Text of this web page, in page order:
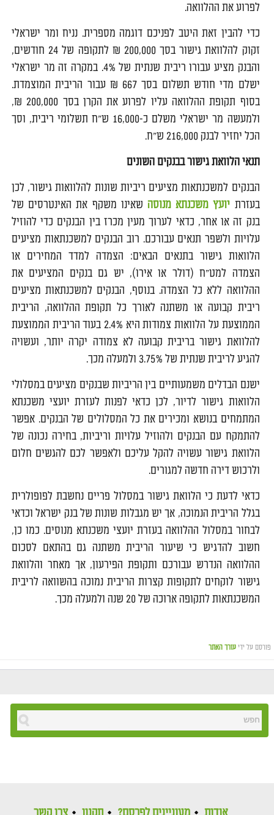
לפרוע את ההלוואה.
כדי להבין זאת היטב לפניכם דוגמה מספרית. נניח ומר ישראלי
זקוק להלוואת גישור בסך 200,000 ₪ לתקופה של 24 חודשים,
והבנק מציע עבורו ריבית שנתית של 4%. במקרה זה מר ישראלי
ישלם מדי חודש תשלום בסך 667 ₪ עבור הריבית המוצמדת.
בסוף תקופת ההלוואה עליו לפרוע את הקרן בסך 200,000 ₪,
ולמעשה מר ישראלי משלם כ-16,000 ש"ח תשלומי ריבית, וסך
הכל יחזיר לבנק 216,000 ש"ח.
תנאי הלוואת גישור בבנקים השונים
הבנקים למשכנתאות מציעים ריביות שונות להלוואות גישור, לכן
בעזרת יועץ משכנתא מנוסה שאינו משקף את האינטרסים של
בנק זה או אחר, כדאי לערוך מעין מכרז בין הבנקים כדי להוזיל
עלויות ולשפר תנאים עבורכם. רוב הבנקים למשכנתאות מציעים
הלוואות גישור בתנאים הבאים: הצמדה למדד המחירים או
הצמדה למט"ח (דולר או אירו), יש גם בנקים המציעים את
ההלוואה ללא כל הצמדה. בנוסף, הבנקים למשכנתאות מציעים
ריבית קבועה או משתנה לאורך כל תקופת ההלוואה, הריבית
הממוצעת על הלוואות צמודות היא 2.4% בעוד הריבית הממוצעת
להלוואת גישור בריבית קבועה לא צמודה יקרה יותר, ועשויה
להגיע לריבית שנתית של 3.75% ולמעלה מכך.
ישנם הבדלים משמעותיים בין הריביות שבנקים מציעים במסלולי
הלוואות גישור לדיור, לכן כדאי לפנות לעזרת יועצי משכנתא
המתמחים בנושא ומכירים את כל המסלולים של הבנקים. אפשר
להתמקח עם הבנקים ולהוזיל עלויות וריביות, בחירה נכונה של
הלוואת גישור עשויה להקל עליכם ולאפשר לכם להגשים חלום
ולרכוש דירה חדשה למגורים.
כדאי לדעת כי הלוואת גישור במסלול פריים נחשבת לפופולרית
בגלל הריבית הנמוכה, אך יש מגבלות שונות של בנק ישראל וכדאי
לבחור במסלול ההלוואה בעזרת יועצי משכנתא מנוסים. כמו כן,
חשוב להדגיש כי שיעור הריבית משתנה גם בהתאם לסכום
ההלוואה הנדרש עבורכם ותקופת הפירעון, אך מאחר והלוואת
גישור לוקחים לתקופות קצרות הריבית נמוכה בהשוואה לריבית
המשכנתאות לתקופה ארוכה של 20 שנה ולמעלה מכך.
פורסם על ידי עורך האתר